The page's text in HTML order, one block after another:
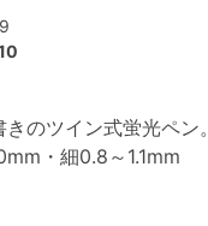
のツイン式蛍光ペン。
・細0.8～1.1mm